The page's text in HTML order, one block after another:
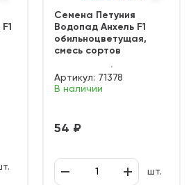
Семена Петуния
Водопад Анхель F1
обильноцветущая,
смесь сортов
Артикул: 71378
В наличии
54 ₽
шт.